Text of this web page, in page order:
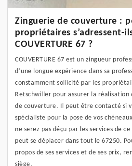
Zinguerie de couverture :
propriétaires s’adressent-
COUVERTURE 67 ?
COUVERTURE 67 est un zingueur
d’une longue expérience dans sa
constamment sollicité par les
Retschwiller pour assurer la réalisation
de couverture. Il peut être contacté si
spécialiste pour la pose de vos
ne serez pas déçu par les services de
peut se déplacer dans tout le 67250.
propos de ses services et de ses prix,
siège.